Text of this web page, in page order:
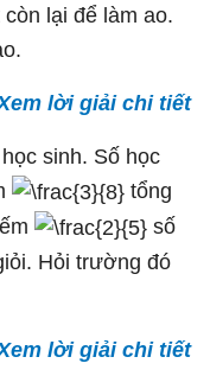
lại để làm ao.
lời giải chi tiết
sinh. Số học
tổng
số
Hỏi trường đó
lời giải chi tiết